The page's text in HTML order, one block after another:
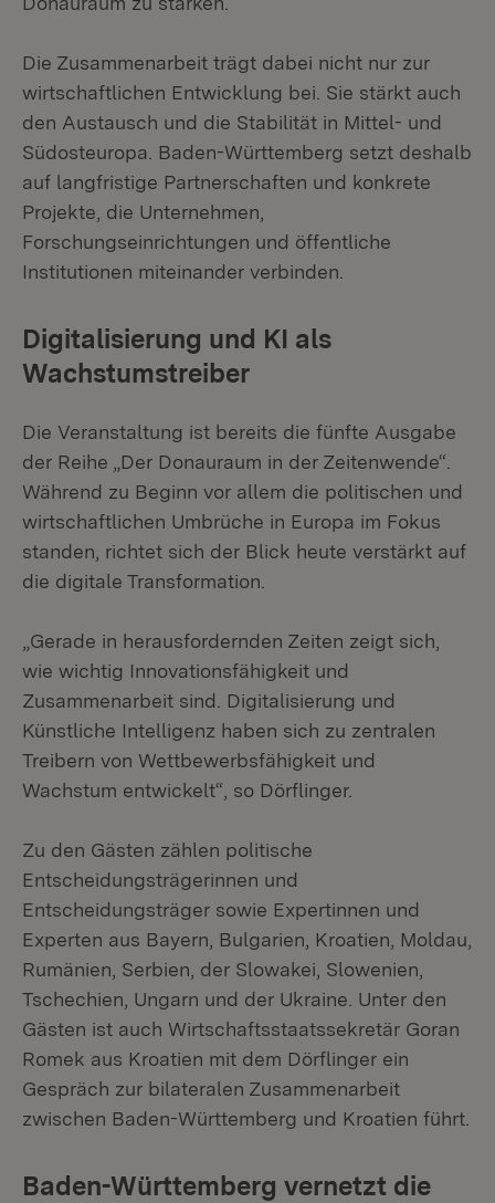
Die Zusammenarbeit trägt dabei nicht nur zur
wirtschaftlichen Entwicklung bei. Sie stärkt auch
den Austausch und die Stabilität in Mittel- und
Südosteuropa. Baden-Württemberg setzt deshalb
auf langfristige Partnerschaften und konkrete
Projekte, die Unternehmen,
Forschungseinrichtungen und öffentliche
Institutionen miteinander verbinden.
Digitalisierung und KI als
Wachstumstreiber
Die Veranstaltung ist bereits die fünfte Ausgabe
der Reihe „Der Donauraum in der Zeitenwende“.
Während zu Beginn vor allem die politischen und
wirtschaftlichen Umbrüche in Europa im Fokus
standen, richtet sich der Blick heute verstärkt auf
die digitale Transformation.
„Gerade in herausfordernden Zeiten zeigt sich,
wie wichtig Innovationsfähigkeit und
Zusammenarbeit sind. Digitalisierung und
Künstliche Intelligenz haben sich zu zentralen
Treibern von Wettbewerbsfähigkeit und
Wachstum entwickelt“, so Dörflinger.
Zu den Gästen zählen politische
Entscheidungsträgerinnen und
Entscheidungsträger sowie Expertinnen und
Experten aus Bayern, Bulgarien, Kroatien, Moldau,
Rumänien, Serbien, der Slowakei, Slowenien,
Tschechien, Ungarn und der Ukraine. Unter den
Gästen ist auch Wirtschaftsstaatssekretär Goran
Romek aus Kroatien mit dem Dörflinger ein
Gespräch zur bilateralen Zusammenarbeit
zwischen Baden-Württemberg und Kroatien führt.
Baden-Württemberg vernetzt die